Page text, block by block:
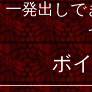
発出し
ボ